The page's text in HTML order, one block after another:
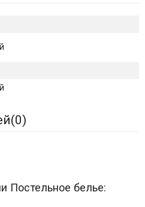
0)
Постельное белье: